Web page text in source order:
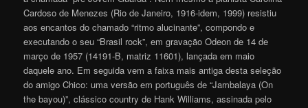
Cardoso de Menezes (Rio de Janeiro, 1916-idem, 1999) resistiu
aos encantos do chamado “ritmo alucinante”, compondo e
executando o seu “Brasil rock”, em gravação Odeon de 14 de
março de 1957 (14191-B, matriz 11601), lançada em maio
daquele ano. Em seguida vem a faixa mais antiga desta seleção
do amigo Chico: uma versão em português de “Jambalaya (On
the bayou)”, clássico country de Hank Williams, assinada pelo